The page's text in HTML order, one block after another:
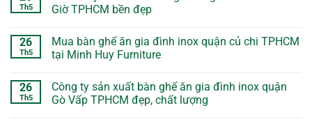
Th5
Giờ TPHCM bền đẹp
26
Th5
Mua bàn ghế ăn gia đình inox quận củ chi TPHCM
tại Minh Huy Furniture
26
Th5
Công ty sản xuất bàn ghế ăn gia đình inox quận
Gò Vấp TPHCM đẹp, chất lượng